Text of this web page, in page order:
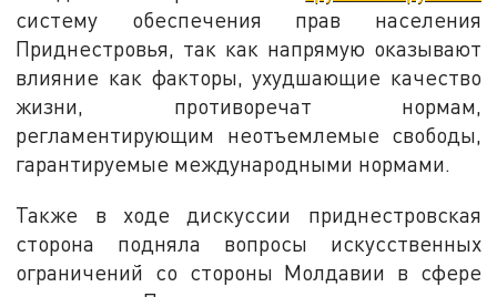
систему обеспечения прав населения
Приднестровья, так как напрямую оказывают
влияние как факторы, ухудшающие качество
жизни, противоречат нормам,
регламентирующим неотъемлемые свободы,
гарантируемые международными нормами.
Также в ходе дискуссии приднестровская
сторона подняла вопросы искусственных
ограничений со стороны Молдавии в сфере